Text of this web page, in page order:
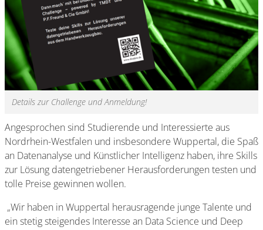
Details zur Challenge und Anmeldung!
Angesprochen sind Studierende und Interessierte aus
Nordrhein-Westfalen und insbesondere Wuppertal, die Spaß
an Datenanalyse und Künstlicher Intelligenz haben, ihre Skills
zur Lösung datengetriebener Herausforderungen testen und
tolle Preise gewinnen wollen.
„Wir haben in Wuppertal herausragende junge Talente und
ein stetig steigendes Interesse an Data Science und Deep